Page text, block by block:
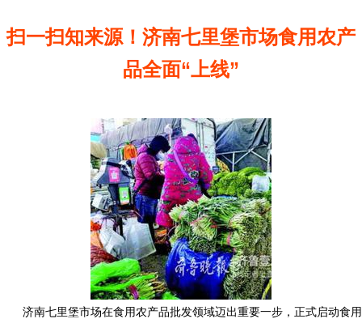
扫一扫知来源！济南七里堡市场食用农产
品全面“上线”
济南七里堡市场在食用农产品批发领域迈出重要一步，正式启动食用